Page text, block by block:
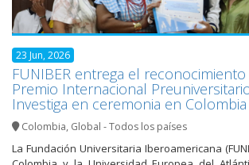
23 Jun, 2026
FUNIBER entrega el
Premio Internacional
Investiga en ceremonia en Colombia
Colombia, Global - Todos los países
La Fundación Universitaria Iberoamericana